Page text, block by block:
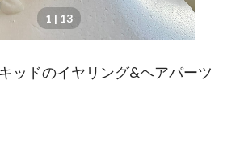
1 | 13
ッドのイヤリング&ヘアパーツ